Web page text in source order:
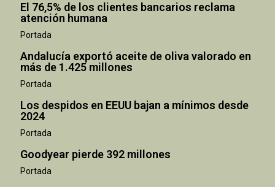
El 76,5% de los clientes bancarios reclama
atención humana
Portada
Andalucía exportó aceite de oliva valorado en
más de 1.425 millones
Portada
Los despidos en EEUU bajan a mínimos desde
2024
Portada
Goodyear pierde 392 millones
Portada